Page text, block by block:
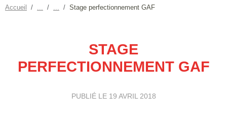
Accueil Stage perfectionnement GAF
STAGE
PERFECTIONNEMENT GAF
PUBLIÉ LE 19 AVRIL 2018